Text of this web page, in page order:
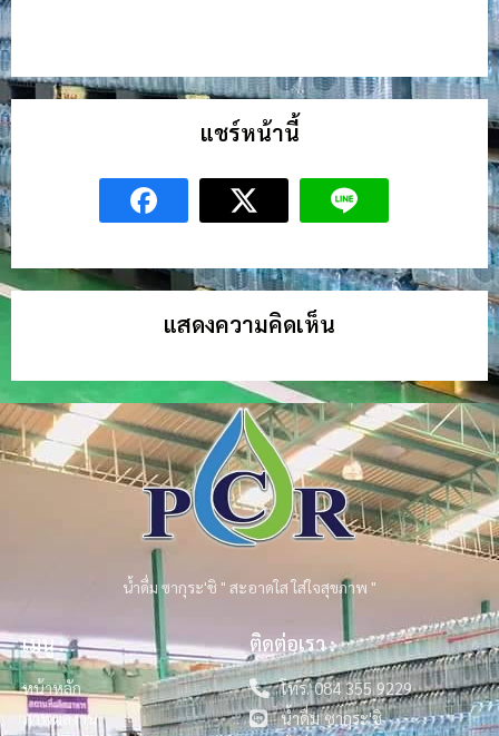
แชร์หน้านี้
แสดงความคิดเห็น
น้ำดื่ม ซากุระ'ชิ " สะอาดใส ใส่ใจสุขภาพ "
เมนู :
หน้าหลัก
ภาพผลงาน
ติดต่อเรา :
โทร. 084 355 9229
น้ำดื่ม ซากุระ'ชิ